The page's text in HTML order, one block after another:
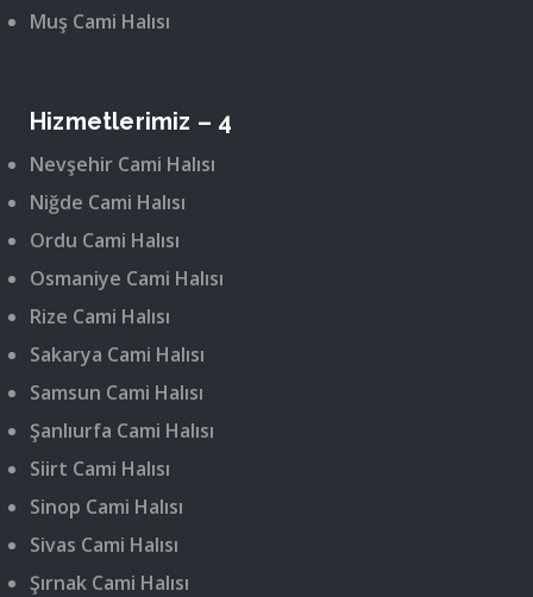
Muş Cami Halısı
Hizmetlerimiz – 4
Nevşehir Cami Halısı
Niğde Cami Halısı
Ordu Cami Halısı
Osmaniye Cami Halısı
Rize Cami Halısı
Sakarya Cami Halısı
Samsun Cami Halısı
Şanlıurfa Cami Halısı
Siirt Cami Halısı
Sinop Cami Halısı
Sivas Cami Halısı
Şırnak Cami Halısı